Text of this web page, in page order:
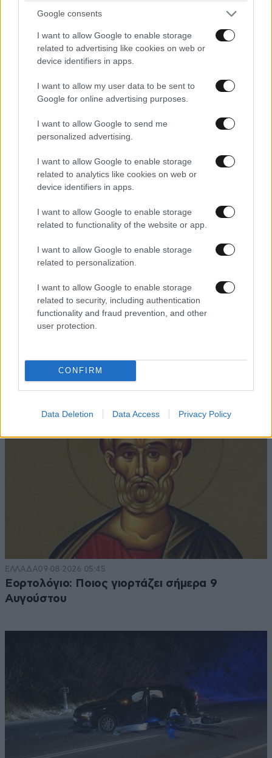
Google consents
I want to allow Google to enable storage
related to advertising like cookies on web or
device identifiers in apps.
I want to allow my user data to be sent to
Google for online advertising purposes.
I want to allow Google to send me
personalized advertising.
I want to allow Google to enable storage
related to analytics like cookies on web or
device identifiers in apps.
I want to allow Google to enable storage
related to functionality of the website or app.
I want to allow Google to enable storage
related to personalization.
I want to allow Google to enable storage
related to security, including authentication
functionality and fraud prevention, and other
user protection.
CONFIRM
Data Deletion Data Access Privacy Policy
Η αυτοκρατορία του «Έντικ» και ο «μεγάλος»
που φέρεται να βρίσκεται πίσω του – Τι ορίζει ο
47 λ. πριν
Αργυρούπολη – Τα κρίσιμα συμπτώματα
ΕΛΛΑΔΑ09·08·2026 05:45
Εορτολόγιο: Ποιος γιορτάζει σήμερα 9
Αυγούστου